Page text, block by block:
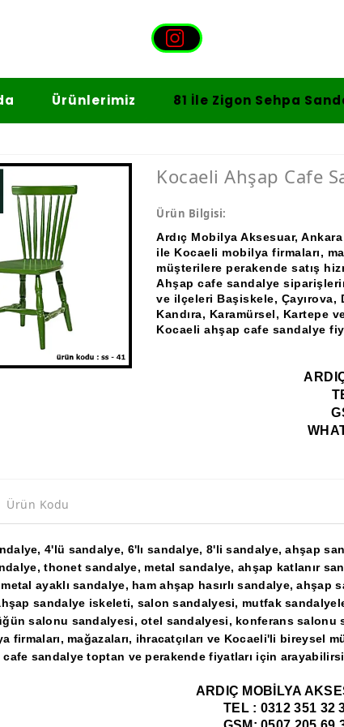
Kocaeli Ahşap Cafe
Ürün Bilgisi:
Ardıç Mobilya Aksesuar,
ile Kocaeli mobilya firmaları,
müşterilere perakende satış
Ahşap cafe sandalye
ve ilçeleri Başiskele, Çayırova,
Kandıra, Karamürsel, Kartepe
Kocaeli ahşap cafe sandalye
Ürün Kodu
4'lü sandalye, 6'lı sandalye, 8'li sandalye, ahşap
thonet sandalye, metal sandalye, ahşap katlanır
ayaklı sandalye, ham ahşap hasırlı sandalye,
sandalye iskeleti, salon sandalyesi, mutfak
salonu sandalyesi, otel sandalyesi, konferans salonu
firmaları, mağazaları, ihracatçıları ve Kocaeli'li bireysel
cafe sandalye toptan ve perakende fiyatları için
ARDIÇ MOBİLYA
TEL : 0312 351 32
Ürünlerimiz 81 İle Zigon Sehpa